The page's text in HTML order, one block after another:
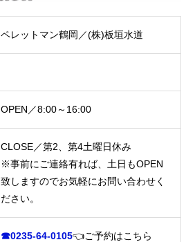
ペレットマン鶴岡／(株)板垣水道
OPEN／8:00～16:00
CLOSE／第2、第4土曜日休み
※事前にご連絡有れば、土日もOPEN
致しますのでお気軽にお問い合わせく
ださい。
☎0235-64-0105👈ご予約はこちら